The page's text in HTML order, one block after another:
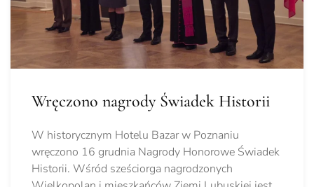
Wręczono nagrody Świadek Historii
W historycznym Hotelu Bazar w Poznaniu
wręczono 16 grudnia Nagrody Honorowe Świadek
Historii. Wśród sześciorga nagrodzonych